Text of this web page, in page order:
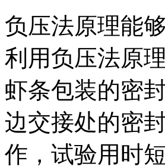
负压法原理能
利用负压法原
虾条包装的密
边交接处的密
作，试验用时